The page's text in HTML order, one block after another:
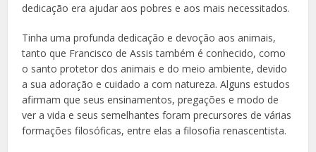
dedicação era ajudar aos pobres e aos mais necessitados.
Tinha uma profunda dedicação e devoção aos animais,
tanto que Francisco de Assis também é conhecido, como
o santo protetor dos animais e do meio ambiente, devido
a sua adoração e cuidado a com natureza. Alguns estudos
afirmam que seus ensinamentos, pregações e modo de
ver a vida e seus semelhantes foram precursores de várias
formações filosóficas, entre elas a filosofia renascentista.